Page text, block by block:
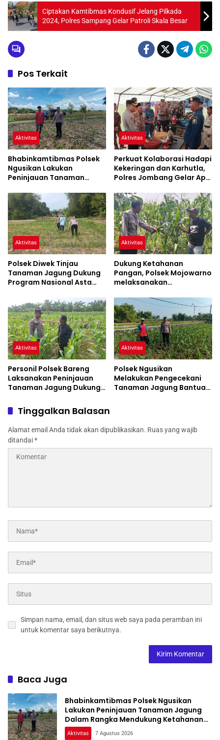
Ciptakan Kamtibmas Kondusif Jelang Pilkada
2024, Polres Sampang Gelar Patroli Skala Besar
Pos Terkait
Aktivitas
Bhabinkamtibmas Polsek
Ngusikan Lakukan
Peninjauan Tanaman
Mendukung Ketahanan
Pangan
Aktivitas
Perkuat Kolaborasi Hadapi
Kekeringan dan Karhutla,
Polres Jombang Gelar Apel
Aktivitas
Polsek Diwek Tinjau
Tanaman Jagung Dukung
Program Nasional Asta
Aktivitas
Dukung Ketahanan
Pangan, Polsek Mojowarno
melaksanakan
Jagung
Aktivitas
Personil Polsek Bareng
Laksanakan Peninjauan
Tanaman Jagung Dukung
Pangan
Aktivitas
Polsek Ngusikan
Melakukan Pengecekani
Tanaman Jagung Bantuan
Tinggalkan Balasan
Alamat email Anda tidak akan dipublikasikan. Ruas yang wajib
ditandai*
Simpan nama, email, dan situs web saya pada peramban ini
untuk komentar saya berikutnya.
Baca Juga
Bhabinkamtibmas Polsek Ngusikan
Lakukan Peninjauan Tanaman Jagung
Dalam Rangka Mendukung Ketahanan
Pangan
Aktivitas 7 Agustus 2026